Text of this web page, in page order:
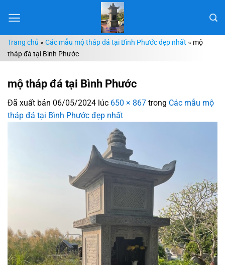
đến
dungTrang chủ » Các mẫu mộ tháp đá tại Bình Phước đẹp nhất » mộ
tháp đá tại Bình Phước
mộ tháp đá tại Bình Phước
Đã xuất bản 06/05/2024 lúc 650 × 867 trong Các mẫu mộ
tháp đá tại Bình Phước đẹp nhất